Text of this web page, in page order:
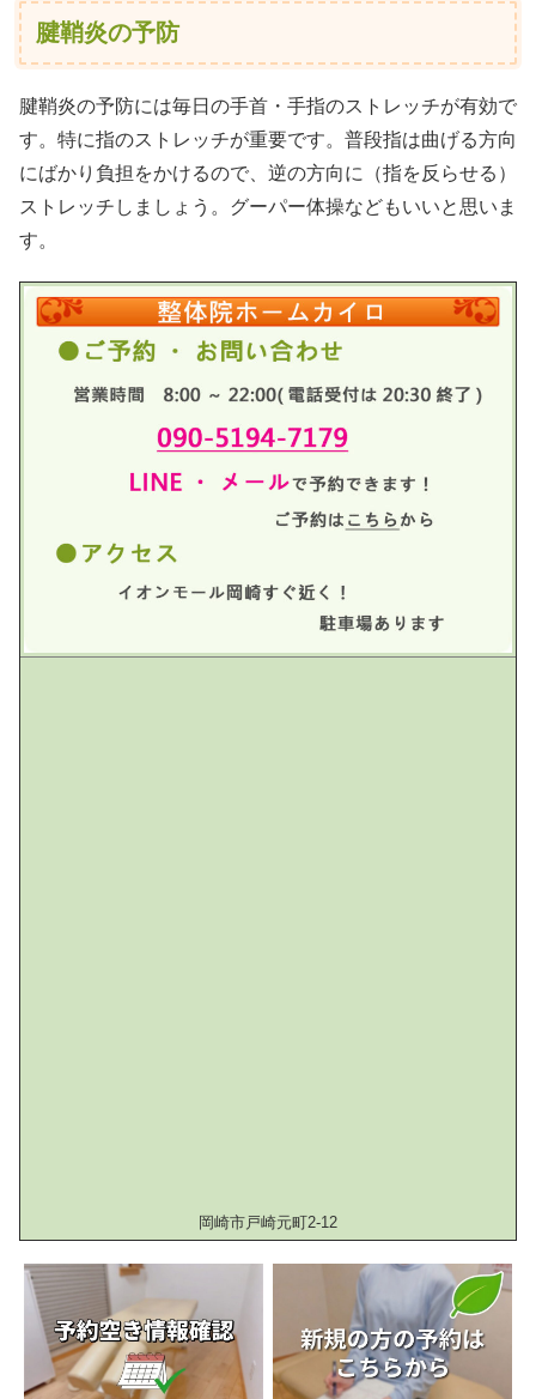
腱鞘炎の予防
腱鞘炎の予防には毎日の手首・手指のストレッチが有効で
す。特に指のストレッチが重要です。普段指は曲げる方向
にばかり負担をかけるので、逆の方向に（指を反らせる）
ストレッチしましょう。グーパー体操などもいいと思いま
す。
岡崎市戸崎元町2-12